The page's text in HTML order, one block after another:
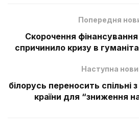
Попередня
Скорочення
спричинило кризу в
Наступна
білорусь переносить спільні
країни для “зниження